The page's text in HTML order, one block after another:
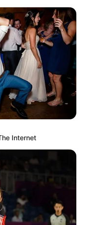
Internet